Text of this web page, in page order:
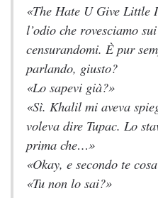
«The Hate U Give Little
l’odio che rovesciamo
censurandomi. È pur
parlando, giusto?
«Lo sapevi già?»
«Sì. Khalil mi aveva
voleva dire Tupac. Lo
prima che…»
«Okay, e secondo te
«Tu non lo sai?»